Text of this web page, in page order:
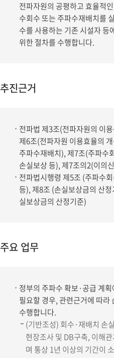
전파자원의 공평하고 효율적
수회수 또는 주파수재배치를
수를 사용하는 기존 시설자 등
위한 절차를 수행합니다.
추진근거
전파법 제3조(전파자원의 이
제6조(전파자원 이용효율의
주파수재배치), 제7조(주파수
손실보상 등), 제7조의2(이의
전파법시행령 제5조 (주파수
등), 제8조 (손실보상금의 산
실보상금의 산정기준)
주요 업무
정부의 주파수 확보·공급 계
필요할 경우, 관련근거에 따
수행합니다.
(기반조성) 회수·재배치 손
현장조사 및 DB구축, 이해
며 통상 1년 이상의 기간이